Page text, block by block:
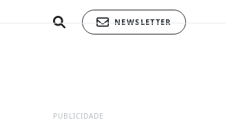
NEWSLETTER
PUBLICIDADE